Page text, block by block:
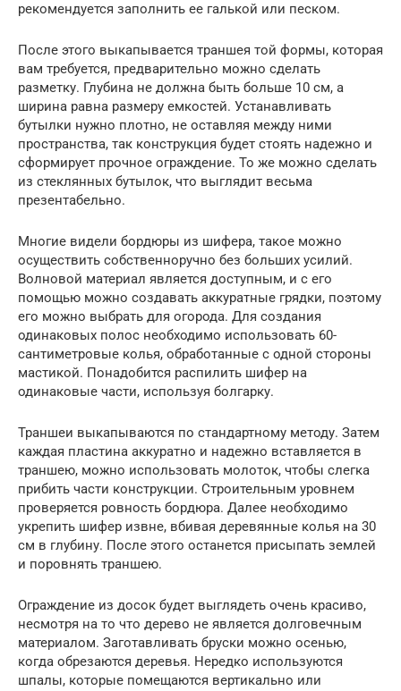
рекомендуется заполнить ее галькой или песком.
После этого выкапывается траншея той формы, которая
вам требуется, предварительно можно сделать
разметку. Глубина не должна быть больше 10 см, а
ширина равна размеру емкостей. Устанавливать
бутылки нужно плотно, не оставляя между ними
пространства, так конструкция будет стоять надежно и
сформирует прочное ограждение. То же можно сделать
из стеклянных бутылок, что выглядит весьма
презентабельно.
Многие видели бордюры из шифера, такое можно
осуществить собственноручно без больших усилий.
Волновой материал является доступным, и с его
помощью можно создавать аккуратные грядки, поэтому
его можно выбрать для огорода. Для создания
одинаковых полос необходимо использовать 60-
сантиметровые колья, обработанные с одной стороны
мастикой. Понадобится распилить шифер на
одинаковые части, используя болгарку.
Траншеи выкапываются по стандартному методу. Затем
каждая пластина аккуратно и надежно вставляется в
траншею, можно использовать молоток, чтобы слегка
прибить части конструкции. Строительным уровнем
проверяется ровность бордюра. Далее необходимо
укрепить шифер извне, вбивая деревянные колья на 30
см в глубину. После этого останется присыпать землей
и поровнять траншею.
Ограждение из досок будет выглядеть очень красиво,
несмотря на то что дерево не является долговечным
материалом. Заготавливать бруски можно осенью,
когда обрезаются деревья. Нередко используются
шпалы, которые помещаются вертикально или